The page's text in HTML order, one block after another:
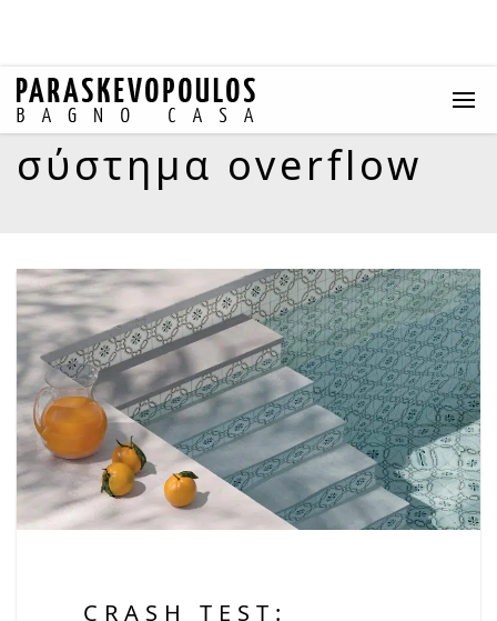
σύστημα overflow
CRASH TEST: